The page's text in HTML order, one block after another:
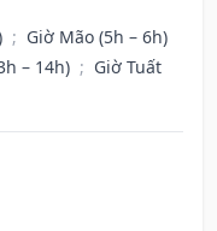
; Giờ Mão (5h – 6h)
– 14h) ; Giờ Tuất